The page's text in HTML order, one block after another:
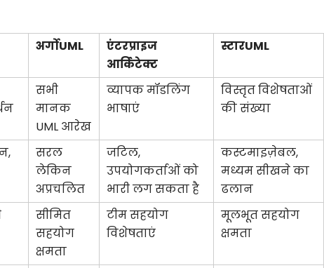
अर्गोUML
एंटरप्राइज
आर्किटेक्ट
स्टारUML
सभी
मानक
UML आरेख
व्यापक मॉडलिंग
भाषाएं
विस्तृत विशेषताओं
की संख्या
सरल
लेकिन
अप्रचलित
जटिल,
उपयोगकर्ताओं को
भारी लग सकता है
कस्टमाइज़ेबल,
मध्यम सीखने का
ढलान
सीमित
सहयोग
क्षमता
टीम सहयोग
विशेषताएं
मूलभूत सहयोग
क्षमता